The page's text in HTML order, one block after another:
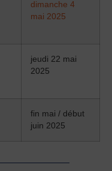
dimanche 4
mai 2025
jeudi 22 mai
2025
fin mai / début
juin 2025